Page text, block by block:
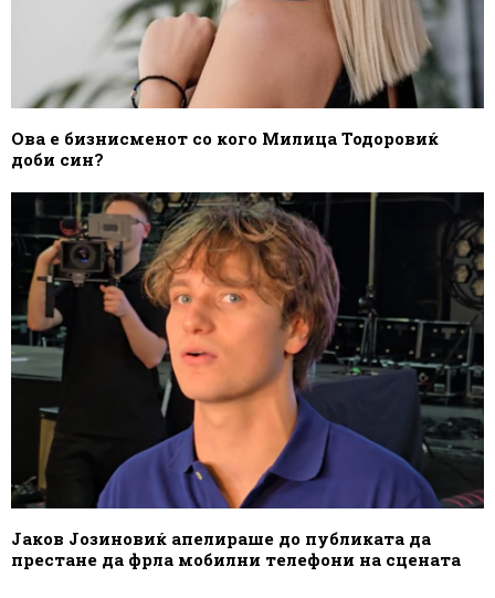
Ова е бизнисменот со кого Милица Тодоровиќ
доби син?
Јаков Јозиновиќ апелираше до публиката да
престане да фрла мобилни телефони на сцената